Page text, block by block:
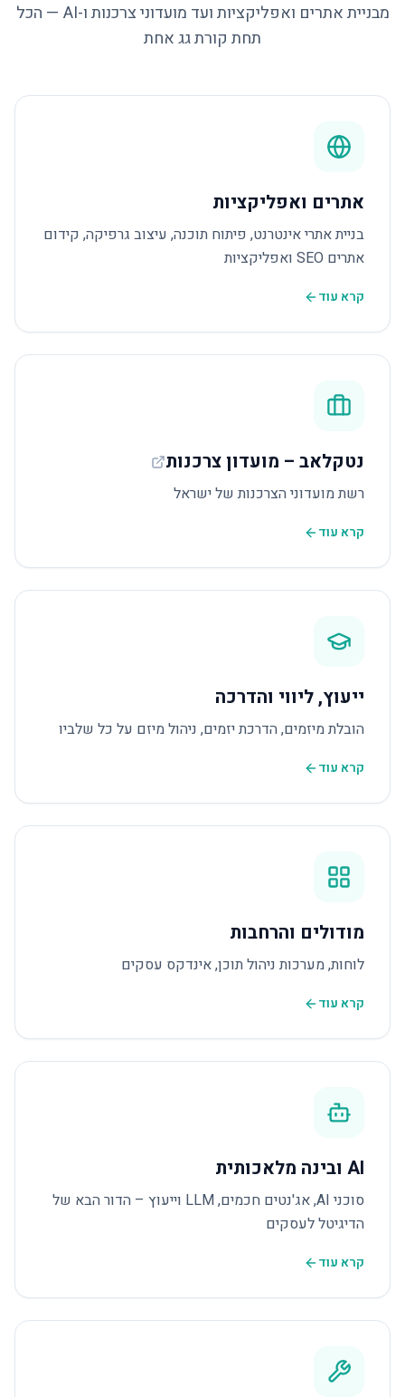
מבניית אתרים ואפליקציות ועד מועדוני צרכנות ו-AI — הכל
תחת קורת גג אחת
אתרים ואפליקציות
בניית אתרי אינטרנט, פיתוח תוכנה, עיצוב גרפיקה, קידום
אתרים SEO ואפליקציות
קרא עוד
נטקלאב – מועדון צרכנות
רשת מועדוני הצרכנות של ישראל
קרא עוד
ייעוץ, ליווי והדרכה
הובלת מיזמים, הדרכת יזמים, ניהול מיזם על כל שלביו
קרא עוד
מודולים והרחבות
לוחות, מערכות ניהול תוכן, אינדקס עסקים
קרא עוד
AI ובינה מלאכותית
סוכני AI, אג'נטים חכמים, LLM וייעוץ – הדור הבא של
הדיגיטל לעסקים
קרא עוד